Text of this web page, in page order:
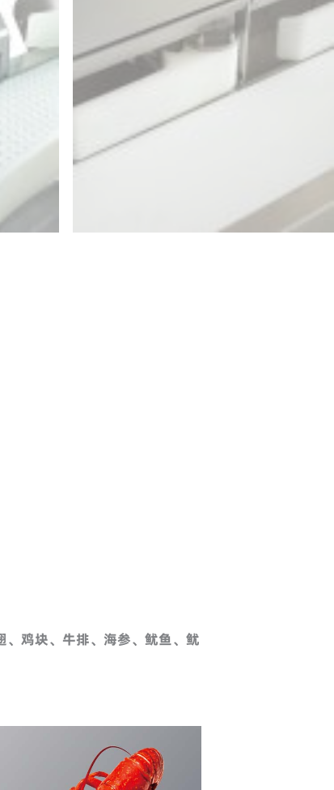
鸡块、 牛排、 海参、鱿鱼、鱿